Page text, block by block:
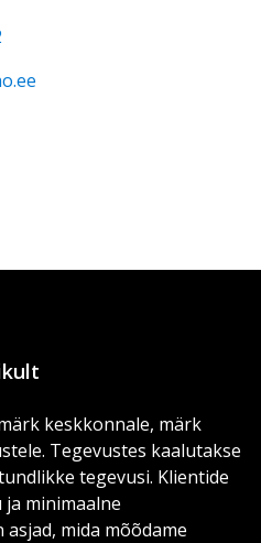
keskkonnale, märk
Tegevustes kaalutakse
tegevusi. Klientide
minimaalne
mida mõõdame